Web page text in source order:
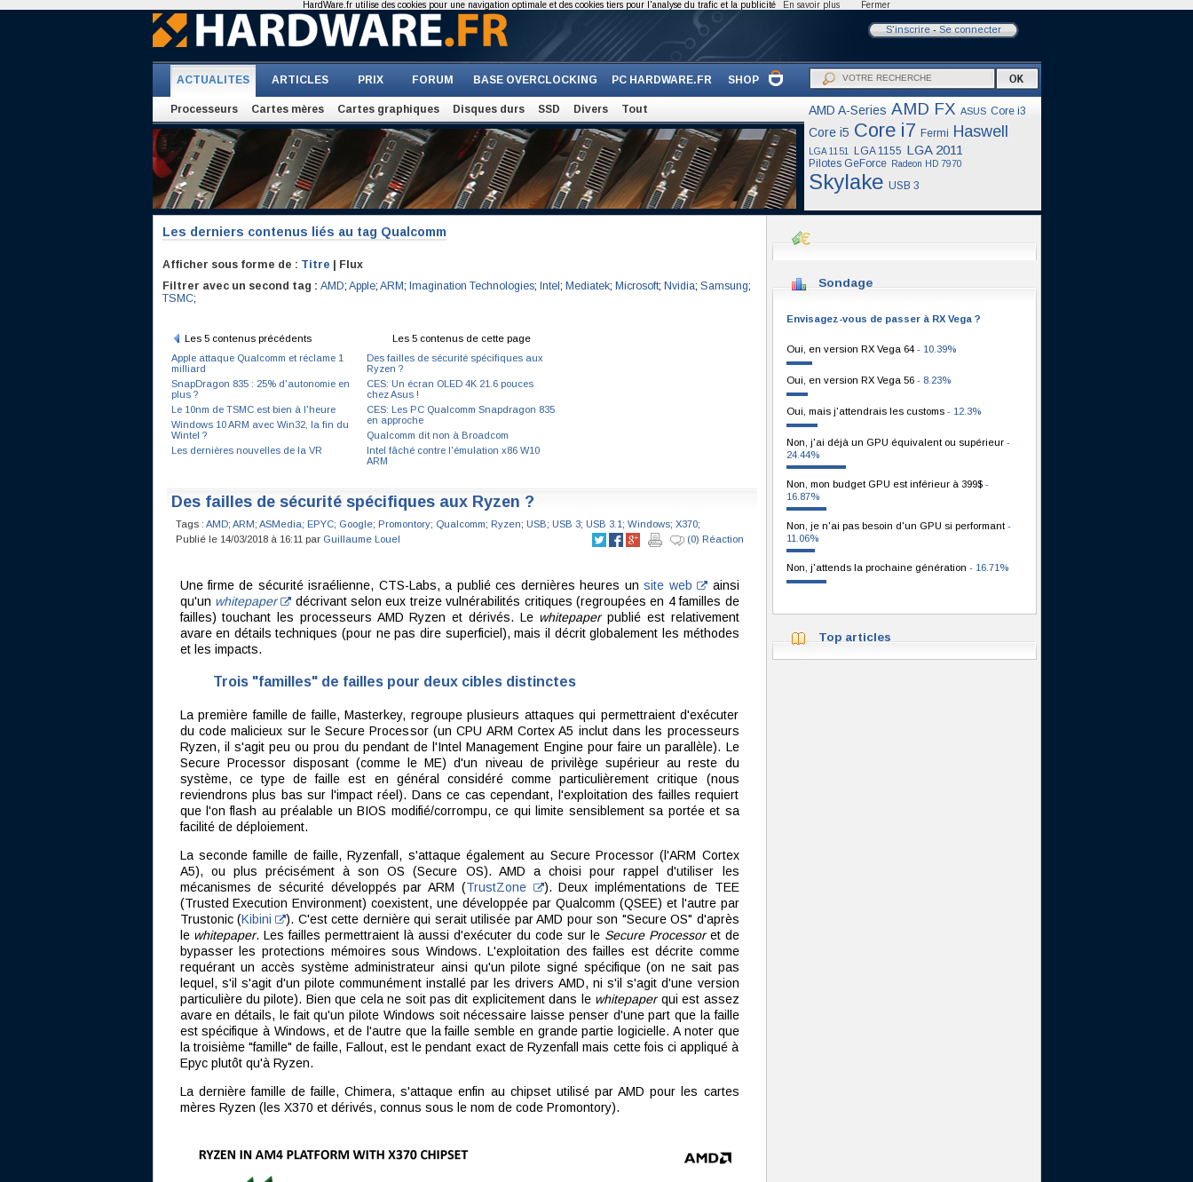
S'inscrire- Se connecter
ACTUALITES ARTICLES PRIX FORUM BASE OVERCLOCKING PC HARDWARE.FR SHOP
Processeurs Cartes mères Cartes graphiques Disques durs SSD Divers Tout AMD A-Series AMD FX ASUS Core i3
Core i5 Core i7 Fermi Haswell
LGA 1151 LGA 1155 LGA 2011
Pilotes GeForce Radeon HD 7970
Skylake USB 3
Les derniers contenus liés au tag Qualcomm
Afficher sous forme de : Titre | Flux
Filtrer avec un second tag : AMD; Apple; ARM; Imagination Technologies; Intel ; Mediatek; Microsoft; Nvidia; Samsung;
TSMC;
Les 5 contenus précédents
Apple attaque Qualcomm et réclame 1
milliard
SnapDragon 835 : 25% d'autonomie en
plus ?
Le 10nm de TSMC est bien à l'heure
Windows 10 ARM avec Win32, la fin du
Wintel ?
Les dernières nouvelles de la VR
Les 5 contenus de cette page
Des failles de sécurité spécifiques aux
Ryzen ?
CES: Un écran OLED 4K 21.6 pouces
chez Asus !
CES: Les PC Qualcomm Snapdragon 835
en approche
Qualcomm dit non à Broadcom
Intel fâché contre l'émulation x86 W10
ARM
Des failles de sécurité spécifiques aux Ryzen ?
Tags : AMD; ARM; ASMedia; EPYC; Google; Promontory; Qualcomm; Ryzen; USB; USB 3; USB 3.1 ; Windows; X370;
Publié le 14/03/2018 à 16:11 par Guillaume Louel (0) Réaction
Une firme de sécurité israélienne, CTS-Labs, a publié ces dernières heures unsite web
ainsi
qu'un whitepaper
décrivant selon eux treize vulnérabilités critiques (regroupées en 4 familles de
failles) touchant les processeurs AMD Ryzen et dérivés. Le whitepaperpublié est relativement
avare en détails techniques (pour ne pas dire superficiel), mais il décrit globalement les méthodes
et les impacts.
Trois "familles" de failles pour deux cibles distinctes
La première famille de faille, Masterkey, regroupe plusieurs attaques qui permettraient d'exécuter
du code malicieux sur le Secure Processor (un CPU ARM Cortex A5 inclut dans les processeurs
Ryzen, il s'agit peu ou prou du pendant de l'Intel Management Engine pour faire un parallèle). Le
Secure Processor disposant (comme le ME) d'un niveau de privilège supérieur au reste du
système, ce type de faille est en général considéré comme particulièrement critique (nous
reviendrons plus bas sur l'impact réel). Dans ce cas cependant, l'exploitation des failles requiert
que l'on flash au préalable un BIOS modifié/corrompu, ce qui limite sensiblement sa portée et sa
facilité de déploiement.
La seconde famille de faille, Ryzenfall, s'attaque également au Secure Processor (l'ARM Cortex
A5), ou plus précisément à son OS (Secure OS). AMD a choisi pour rappel d'utiliser les
mécanismes de sécurité développés par ARM (TrustZone
). Deux implémentations de TEE
(Trusted Execution Environment) coexistent, une développée par Qualcomm (QSEE) et l'autre par
Trustonic (Kibini
). C'est cette dernière qui serait utilisée par AMD pour son "Secure OS" d'après
le whitepaper. Les failles permettraient là aussi d'exécuter du code sur le Secure Processoret de
bypasser les protections mémoires sous Windows. L'exploitation des failles est décrite comme
requérant un accès système administrateur ainsi qu'un pilote signé spécifique (on ne sait pas
lequel, s'il s'agit d'un pilote communément installé par les drivers AMD, ni s'il s'agit d'une version
particulière du pilote). Bien que cela ne soit pas dit explicitement dans le whitepaperqui est assez
avare en détails, le fait qu'un pilote Windows soit nécessaire laisse penser d'une part que la faille
est spécifique à Windows, et de l'autre que la faille semble en grande partie logicielle. A noter que
la troisième "famille" de faille, Fallout, est le pendant exact de Ryzenfall mais cette fois ci appliqué à
Epyc plutôt qu'à Ryzen.
La dernière famille de faille, Chimera, s'attaque enfin au chipset utilisé par AMD pour les cartes
mères Ryzen (les X370 et dérivés, connus sous le nom de code Promontory).
Sondage
Envisagez-vous de passer à RX Vega ?
Oui, en version RX Vega 64 - 10.39%
Oui, en version RX Vega 56 - 8.23%
Oui, mais j'attendrais les customs - 12.3%
Non, j'ai déjà un GPU équivalent ou supérieur -
24.44%
Non, mon budget GPU est inférieur à 399$ -
16.87%
Non, je n'ai pas besoin d'un GPU si performant -
11.06%
Non, j'attends la prochaine génération - 16.71%
Top articles
HardWare.fr utilise des cookies pour une navigation optimale et des cookies tiers pour l'analyse du trafic et la publicité En savoir plus Fermer